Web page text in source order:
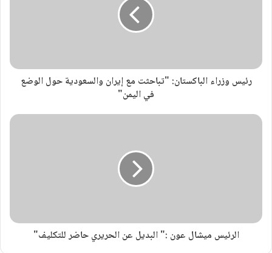
رئيس وزراء الباكستان: "تباحثت مع إيران والسعودية حول الوضع
في اليمن"
الرئيس ميشال عون :" البديل عن الحريري حاضر للتكليف"